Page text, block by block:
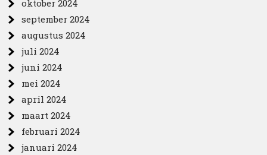
oktober 2024
september 2024
augustus 2024
juli 2024
juni 2024
mei 2024
april 2024
maart 2024
februari 2024
januari 2024